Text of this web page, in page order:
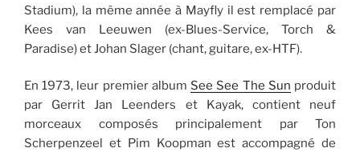
Stadium), la même année à Mayfly il est remplacé par
Kees van Leeuwen (ex-Blues-Service, Torch &
Paradise) et Johan Slager (chant, guitare, ex-HTF).
En 1973, leur premier album See See The Sun produit
par Gerrit Jan Leenders et Kayak, contient neuf
morceaux composés principalement par Ton
Scherpenzeel et Pim Koopman est accompagné de